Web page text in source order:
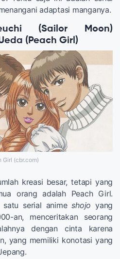
adaptasi manganya.
(Sailor Moon)
(Peach Girl)
Girl (cbr.com)
kreasi besar, tetapi yang
orang adalah Peach Girl.
satu serial animeshojo yang
an, menceritakan seorang
dengan cinta karena
yang memiliki konotasi yang